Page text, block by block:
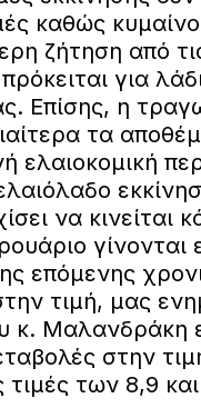
καθώς
ζήτηση από
για
Επίσης, η
τα
ελαιοκομική
να κινείται
γίνονται
επόμενης
τιμή, μας
κ. Μαλανδράκη
στην
τιμές των 8,9